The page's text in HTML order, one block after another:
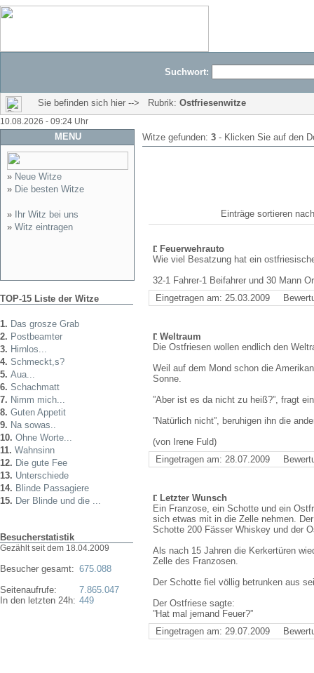
Suchwort:
Sie befinden sich hier --> Rubrik: Ostfriesenwitze
10.08.2026 - 09:24 Uhr
MENU
» Neue Witze
» Die besten Witze
»
Ihr Witz bei uns
» Witz eintragen
TOP-15 Liste der Witze
1. Das grosze Grab
2. Postbeamter
3. Hirnlos...
4. Schmeckt,s?
5. Aua...
6. Schachmatt
7. Nimm mich...
8. Guten Appetit
9. Na sowas..
10. Ohne Worte...
11. Wahnsinn
12. Die gute Fee
13. Unterschiede
14. Blinde Passagiere
15. Der Blinde und die ...
Besucherstatistik
Gezählt seit dem 18.04.2009
Besucher gesamt:
Seitenaufrufe:
In den letzten 24h:
675.088
7.865.047
449
Witze gefunden: 3 - Klicken Sie auf den
Einträge sortieren
Feuerwehrauto
Wie viel Besatzung hat ein
32-1 Fahrer-1 Beifahrer und 30 Mann
Eingetragen am: 25.03.2009
Weltraum
Die Ostfriesen wollen endlich den
Weil auf dem Mond schon die
Sonne.
”Aber ist es da nicht zu heiß?”, fragt
”Natürlich nicht”, beruhigen ihn die
(von Irene Fuld)
Eingetragen am: 28.07.2009
Letzter Wunsch
Ein Franzose, ein Schotte und ein
sich etwas mit in die Zelle nehmen.
Schotte 200 Fässer Whiskey und der
Als nach 15 Jahren die Kerkertüren
Zelle des Franzosen.
Der Schotte fiel völlig betrunken aus
Der Ostfriese sagte:
”Hat mal jemand Feuer?”
Eingetragen am: 29.07.2009